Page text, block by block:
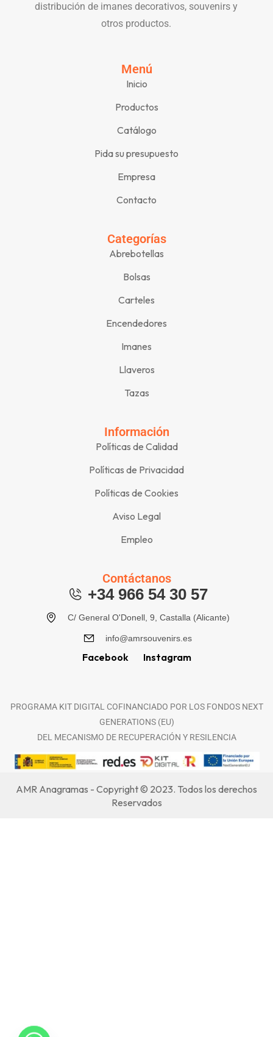
distribución de imanes decorativos, souvenirs y
otros productos.
Menú
Inicio
Productos
Catálogo
Pida su presupuesto
Empresa
Contacto
Categorías
Abrebotellas
Bolsas
Carteles
Encendedores
Imanes
Llaveros
Tazas
Información
Políticas de Calidad
Políticas de Privacidad
Políticas de Cookies
Aviso Legal
Empleo
Contáctanos
+34 966 54 30 57
C/ General O'Donell, 9, Castalla (Alicante)
info@amrsouvenirs.es
Facebook Instagram
PROGRAMA KIT DIGITAL COFINANCIADO POR LOS FONDOS NEXT
GENERATIONS (EU)
DEL MECANISMO DE RECUPERACIÓN Y RESILENCIA
AMR Anagramas - Copyright © 2023. Todos los derechos
Reservados